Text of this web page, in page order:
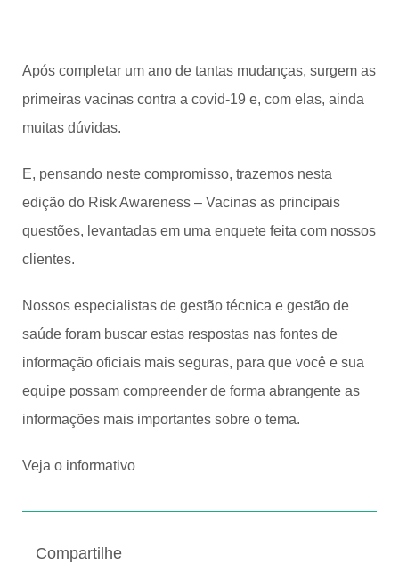
Após completar um ano de tantas mudanças, surgem as
primeiras vacinas contra a covid-19 e, com elas, ainda
muitas dúvidas.
E, pensando neste compromisso, trazemos nesta
edição do Risk Awareness – Vacinas as principais
questões, levantadas em uma enquete feita com nossos
clientes.
Nossos especialistas de gestão técnica e gestão de
saúde foram buscar estas respostas nas fontes de
informação oficiais mais seguras, para que você e sua
equipe possam compreender de forma abrangente as
informações mais importantes sobre o tema.
Veja o informativo
Compartilhe